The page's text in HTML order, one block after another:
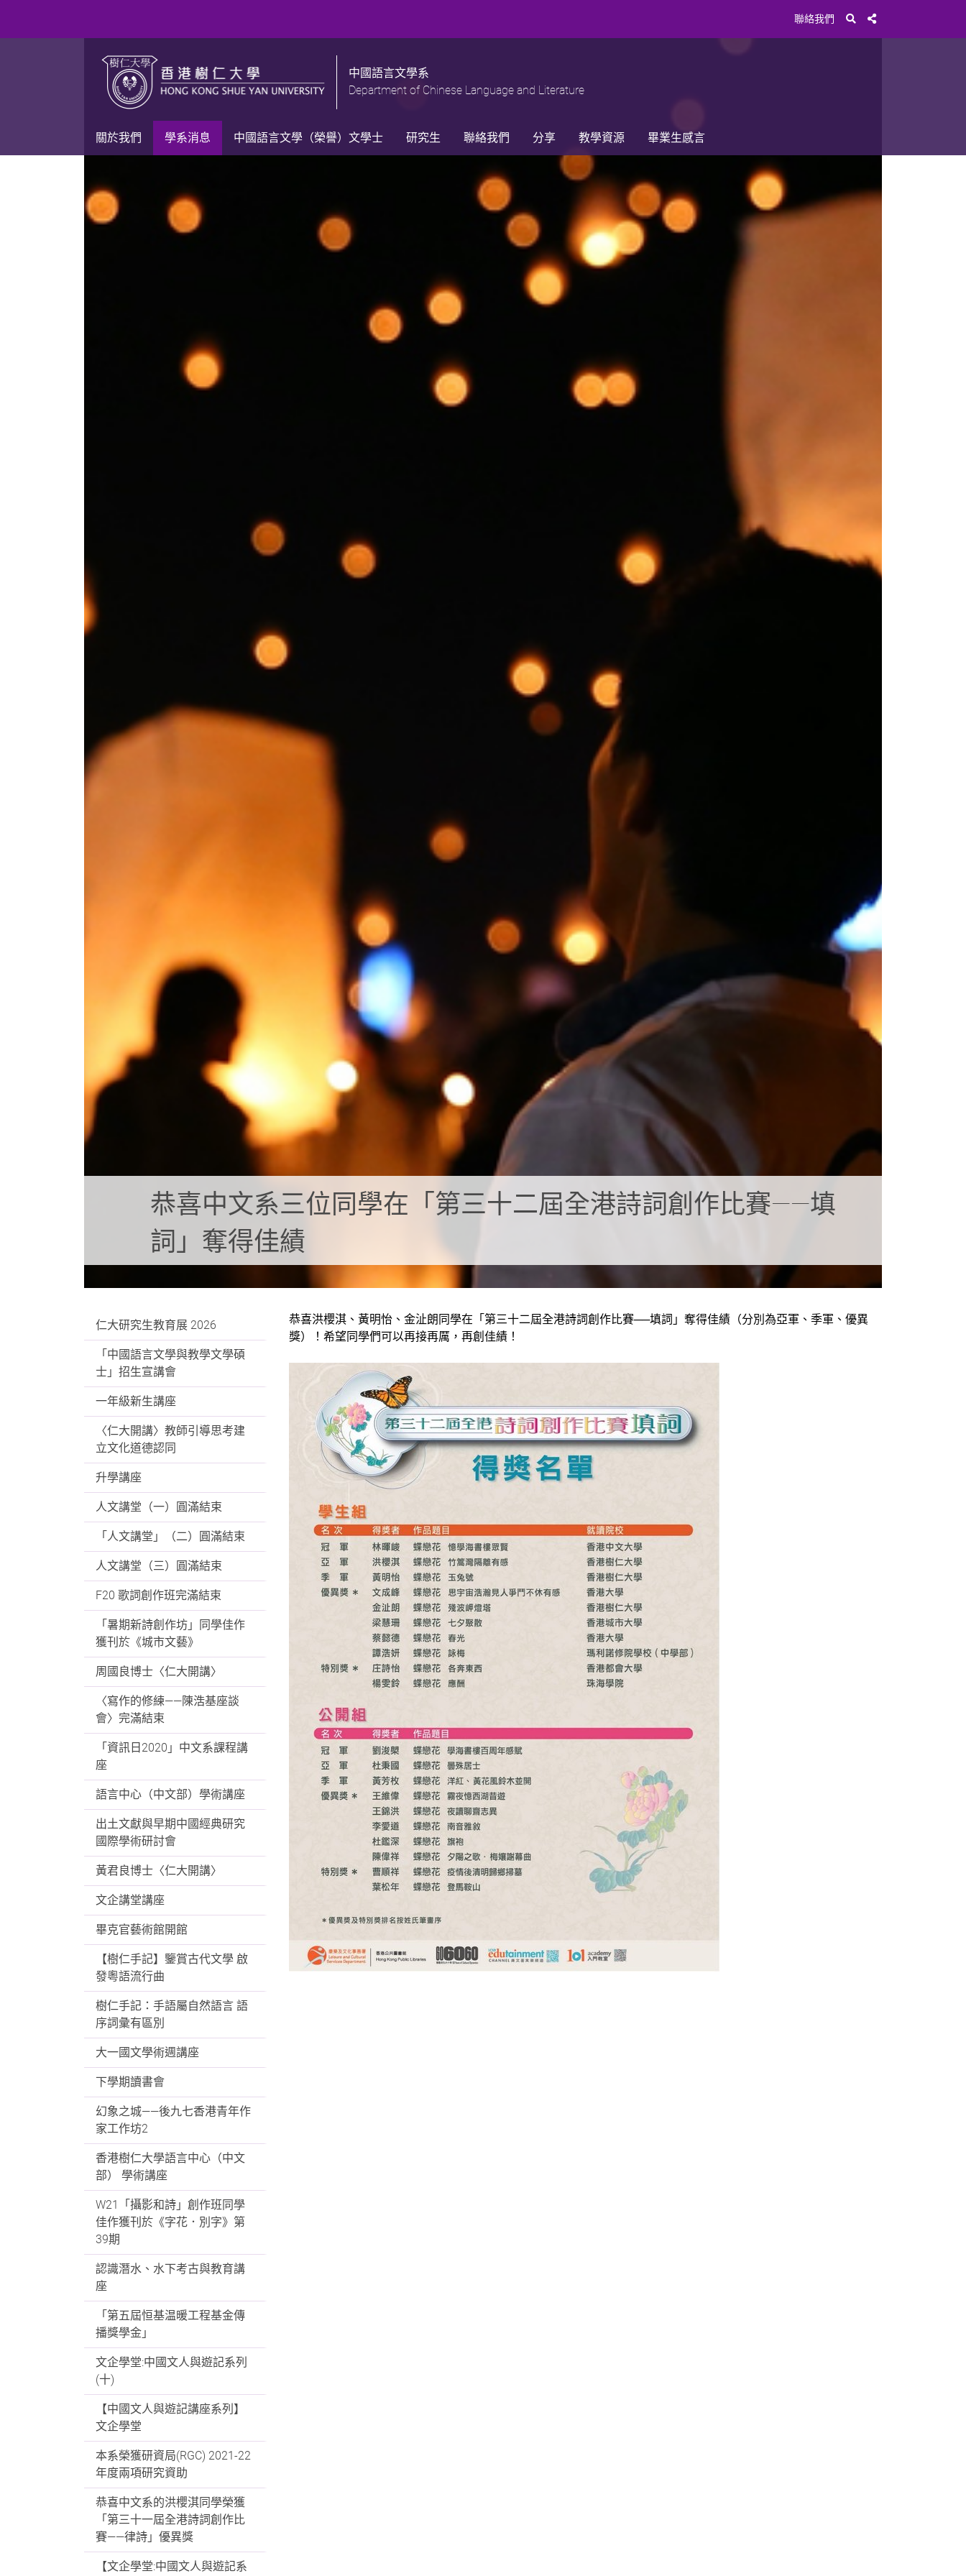
聯絡我們
中國語言文學系
Department of Chinese Language and Literature
關於我們 學系消息 中國語言文學（榮譽）文學士 研究生 聯絡我們 分享 教學資源 畢業生感言
恭喜中文系三位同學在「第三十二屆全港詩詞創作比賽——填
詞」奪得佳績
仁大研究生教育展 2026
「中國語言文學與教學文學碩
士」招生宣講會
一年級新生講座
〈仁大開講〉教師引導思考建
立文化道德認同
升學講座
人文講堂（一）圓滿結束
「人文講堂」（二）圓滿結束
人文講堂（三）圓滿結束
F20 歌詞創作班完滿結束
「暑期新詩創作坊」同學佳作
獲刊於《城市文藝》
周國良博士〈仁大開講〉
〈寫作的修練——陳浩基座談
會〉完滿結束
「資訊日2020」中文系課程講
座
語言中心（中文部）學術講座
出土文獻與早期中國經典研究
國際學術研討會
黃君良博士〈仁大開講〉
文企講堂講座
畢克官藝術館開館
【樹仁手記】鑒賞古代文學 啟
發粵語流行曲
樹仁手記：手語屬自然語言 語
序詞彙有區別
大一國文學術週講座
下學期讀書會
幻象之城——後九七香港青年作
家工作坊2
香港樹仁大學語言中心（中文
部） 學術講座
W21「攝影和詩」創作班同學
佳作獲刊於《字花．別字》第
39期
認識潛水、水下考古與教育講
座
「第五屆恒基温暖工程基金傳
播獎學金」
文企學堂:中國文人與遊記系列
(十)
【中國文人與遊記講座系列】
文企學堂
本系榮獲研資局(RGC) 2021-22
年度兩項研究資助
恭喜中文系的洪櫻淇同學榮獲
「第三十一屆全港詩詞創作比
賽——律詩」優異獎
【文企學堂:中國文人與遊記系
恭喜洪櫻淇、黃明怡、金沚朗同學在「第三十二屆全港詩詞創作比賽──填詞」奪得佳績（分別為亞軍、季軍、優異
獎）！希望同學們可以再接再厲，再創佳績！